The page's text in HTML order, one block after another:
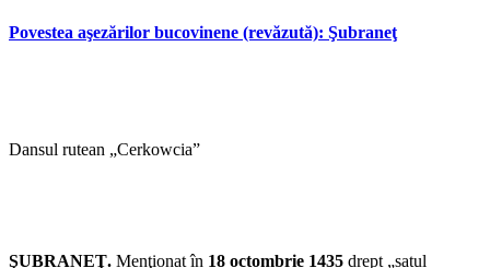
Povestea aşezărilor bucovinene (revăzută): Şubraneţ
Dansul rutean „Cerkowcia”
ŞUBRANEŢ. Menţionat în 18 octombrie 1435 drept „satul